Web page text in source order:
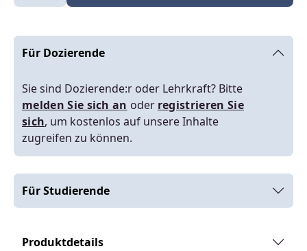
Für Dozierende
Sie sind Dozierende:r oder Lehrkraft? Bitte
melden Sie sich an oder registrieren Sie
sich, um kostenlos auf unsere Inhalte
zugreifen zu können.
Für Studierende
Produktdetails